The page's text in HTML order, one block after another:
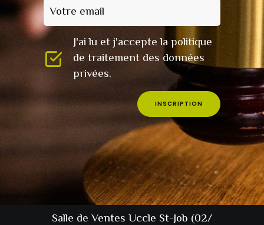
Votre email
J'ai lu et j'accepte la politique
de traitement des données
privées.
INSCRIPTION
Salle de Ventes Uccle St-Job (02/